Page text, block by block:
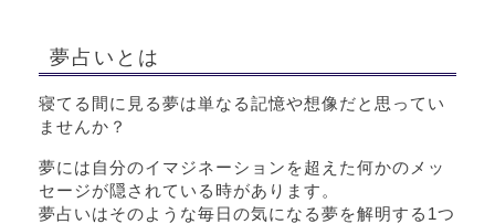
夢占いとは
寝てる間に見る夢は単なる記憶や想像だと思ってい
ませんか？
夢には自分のイマジネーションを超えた何かのメッ
セージが隠されている時があります。
夢占いはそのような毎日の気になる夢を解明する1つ